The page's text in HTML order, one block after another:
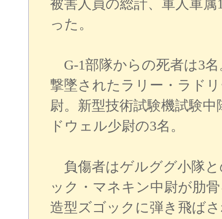
被害人員の総計、軍人軍属
った。
G-1部隊からの死者は3
撃墜されたラリー・ラド
尉。新型技術試験機試験
ドウェル少尉の3名。
負傷者はゲルググ小隊
ック・マネキン中尉が肋
造型ズゴックに弾き飛ば